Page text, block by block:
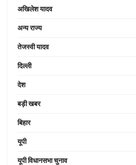
अखिलेश यादव
अन्य राज्य
तेजस्वी यादव
दिल्ली
देश
बड़ी खबर
बिहार
यूपी
यूपी विधानसभा चुनाव